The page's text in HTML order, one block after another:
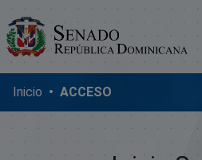
Comunidades
Glosario
Nosotros
Inicio ACCESO